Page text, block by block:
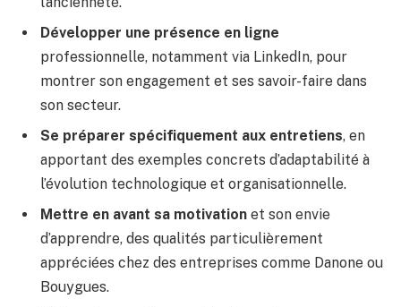
Développer une présence en ligne
professionnelle, notamment via LinkedIn, pour
montrer son engagement et ses savoir-faire dans
son secteur.
Se préparer spécifiquement aux entretiens, en
apportant des exemples concrets d’adaptabilité à
l’évolution technologique et organisationnelle.
Mettre en avant sa motivation et son envie
d’apprendre, des qualités particulièrement
appréciées chez des entreprises comme Danone ou
Bouygues.